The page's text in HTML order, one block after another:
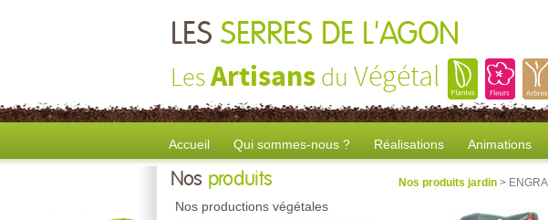
LES SERRES DE L'AGON
LesArtisans du Végétal
Accueil Qui sommes-nous ? Réalisations Animations
Nos produits
Nos productions végétales
Nos produits jardin >